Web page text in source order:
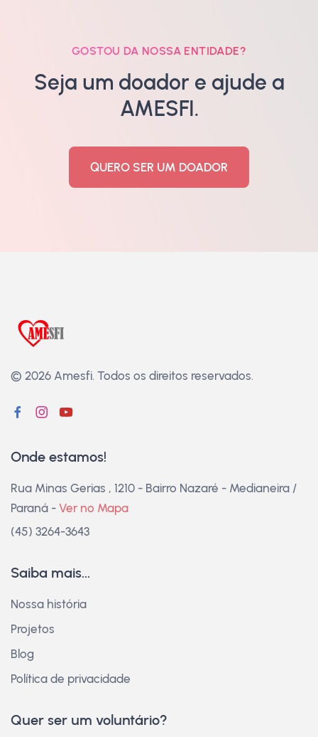
GOSTOU DA NOSSA ENTIDADE?
Seja um doador e ajude a
AMESFI.
QUERO SER UM DOADOR
© 2026 Amesfi. Todos os direitos reservados.
Onde estamos!
Rua Minas Gerias , 1210 - Bairro Nazaré - Medianeira /
Paraná - Ver no Mapa
(45) 3264-3643
Saiba mais...
Nossa história
Projetos
Blog
Política de privacidade
Quer ser um voluntário?